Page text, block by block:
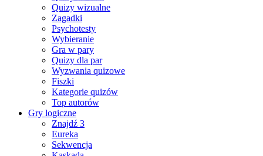
Quizy wizualne
Zagadki
Psychotesty
Wybieranie
Gra w pary
Quizy dla par
Wyzwania quizowe
Fiszki
Kategorie quizów
Top autorów
Gry logiczne
Znajdź 3
Eureka
Sekwencja